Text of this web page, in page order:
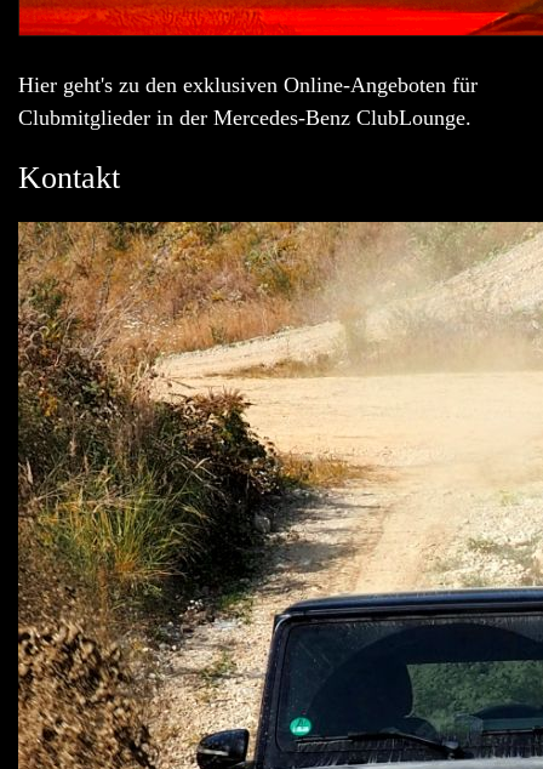
Hier geht's zu den exklusiven Online-Angeboten für
Clubmitglieder in der Mercedes-Benz ClubLounge.
Kontakt